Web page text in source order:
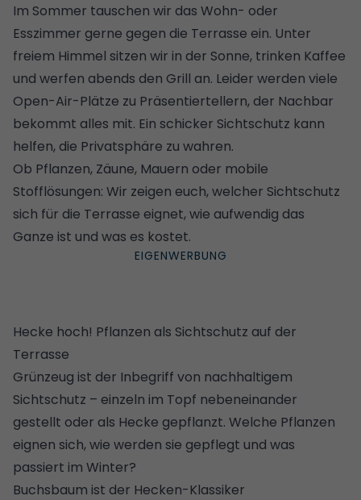
Im Sommer tauschen wir das Wohn- oder
Esszimmer gerne gegen die Terrasse ein. Unter
freiem Himmel sitzen wir in der Sonne, trinken Kaffee
und werfen abends den Grill an. Leider werden viele
Open-Air-Plätze zu Präsentiertellern, der Nachbar
bekommt alles mit. Ein schicker Sichtschutz kann
helfen, die Privatsphäre zu wahren.
Ob Pflanzen, Zäune, Mauern oder mobile
Stofflösungen: Wir zeigen euch, welcher Sichtschutz
sich für die Terrasse eignet, wie aufwendig das
Ganze ist und was es kostet.
Hecke hoch! Pflanzen als Sichtschutz auf der
Terrasse
Grünzeug ist der Inbegriff von nachhaltigem
Sichtschutz – einzeln im Topf nebeneinander
gestellt oder als Hecke gepflanzt. Welche Pflanzen
eignen sich, wie werden sie gepflegt und was
passiert im Winter?
Buchsbaum ist der Hecken-Klassiker